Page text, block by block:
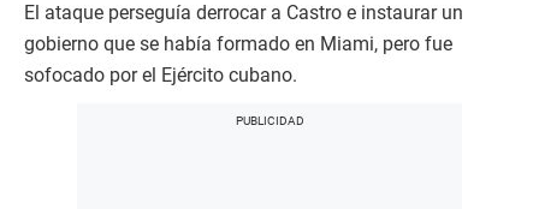
El ataque perseguía derrocar a Castro e instaurar un
gobierno que se había formado en Miami, pero fue
sofocado por el Ejército cubano.